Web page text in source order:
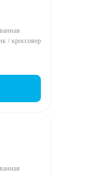
/ кроссовер